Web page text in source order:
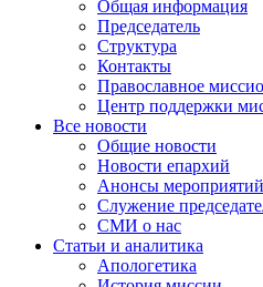
Общая информация
Председатель
Структура
Контакты
Православное
Центр поддержки
Все новости
Общие новости
Новости епархий
Анонсы мероприятий
Служение
СМИ о нас
Статьи и аналитика
Апологетика